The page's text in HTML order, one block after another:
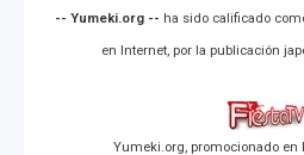
-- Yumeki.org -- ha sido calificado
en Internet, por la publicación
Yumeki.org, promocionado en